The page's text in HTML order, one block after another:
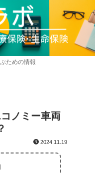
ための情報
ノミー車両
2024.11.19